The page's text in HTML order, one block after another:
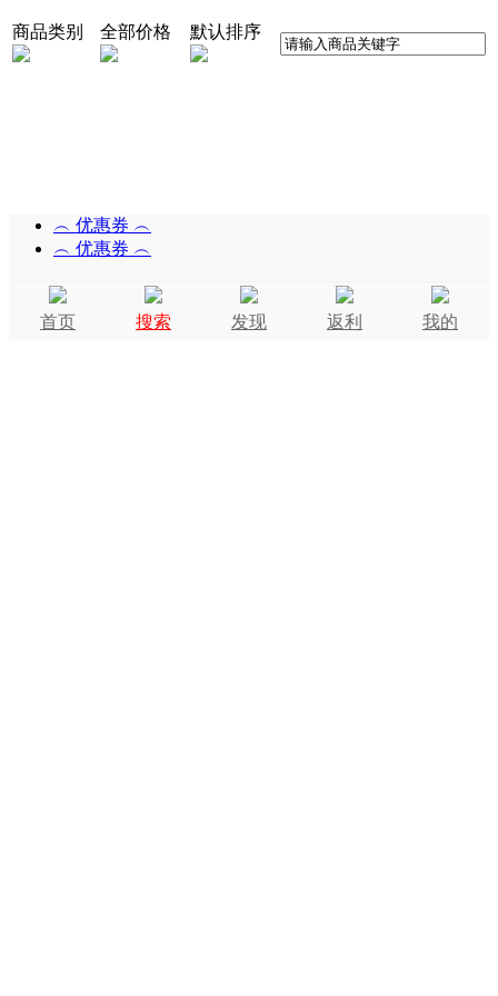
商品类别 全部价格 默认排序
︵ 优惠券 ︵
︵ 优惠券 ︵
首页 搜索 发现 返利 我的